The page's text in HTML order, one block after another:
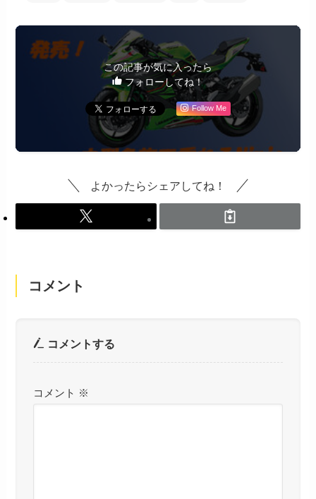
この記事が気に入ったら
フォローしてね！
Follow Me
よかったらシェアしてね！
コメント
コメントする
コメント ※